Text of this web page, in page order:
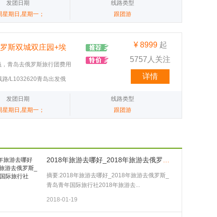
发团日期
星期日,星期一；
线路类型
跟团游
斯双城双庄园+埃
青岛去俄罗斯旅行团费用
height:29px"><br /></p><p style="text-align:center;line-height:29px"><br /></p><p style="text-align:center;line-height:29px"><br /></p><p style="text-align:justify;text-justify:inter-ideograph;line-height:29px"><br /></p><p style="text-align:center;line-height:29px"><span style="font-family:微软雅黑;">第</span><br /></p><p style="text-indent:16px;text-align:center;line-height:29px;margin-top:4px;margin-right:10px;"><span style="font-family:微软雅黑;font-size:16px">二</span></p><p style="text-indent:16px;text-align:center;line-height:29px;margin-top:4px;margin-right:10px;"><span style="font-family:微软雅黑;font-size:16px">天</span></p></td><td width="622" valign="top" colspan="7" style="padding:0px;border-left-width:1px;border-left-color:#B8CCE4;border-right-width:1px;border-right-color:#B8CCE4;border-top:none;border-bottom-width:1px;border-bottom-color:#B8CCE4;"><p style="line-height:29px;margin-top:2px;margin-left:4px;"><span style="font-family:宋体;font-size:14px"><span style="font-family:宋体;">莫斯科</span><span style="font-family:calibri;">Moscow</span></span></p></td></tr><tr style="height:29px"><td width="622" valign="top" colspan="7" style="padding:0px;border-left-width:1px;border-left-color:#B8CCE4;border-right-width:1px;border-right-color:#B8CCE4;border-top:none;border-bottom-width:1px;border-bottom-color:#B8CCE4;"><p style="line-height:29px;margin-top:2px;"><span style="font-family:微软雅黑;letter-spacing:0;font-size:16px">酒店享用自助早餐</span><span style="font-family:微软雅黑;letter-spacing:0;font-size:16px">后游览：</span></p><p style="line-height:29px;margin-top:10px;margin-left:4px;"><span style="font-family:微软雅黑;letter-spacing:1px;font-size:16px">1. </span><span style="font-family:微软雅黑;letter-spacing:1px;font-size:16px"><span style="font-family:微软雅黑;">莫斯科著名的游览胜地</span><span style="font-family:微软雅黑;">——</span></span><strong><span style="font-family:微软雅黑;letter-spacing:1px;font-size:16px">红场</span></strong><strong><span style="font-family:微软雅黑;letter-spacing:1px;font-size:16px">（</span></strong><strong><span style="font-family:微软雅黑;letter-spacing:1px;font-size:16px">开放式景点</span></strong><strong><span style="font-family:微软雅黑;letter-spacing:1px;font-size:16px">）。</span></strong></p><p style="text-indent:0;line-height:29px;margin-left:4px;"><span style="font-family:微软雅黑;letter-spacing:0;font-size:16px">2. </span><span style="font-family:微软雅黑;letter-spacing:0;font-size:16px">参观独具特</span><span style="font-family:微软雅黑;letter-spacing:2px;font-size:16px">色</span><span style="font-family:微软雅黑;letter-spacing:1px;font-size:16px">的</span><span style="font-family:微软雅黑;letter-spacing:1px;font-size:16px"><span style="font-family:微软雅黑;">走廊式巴洛克风格国家商场</span><span style="font-family:微软雅黑;">-</span></span><strong><span style="font-family:微软雅黑;letter-spa
¥ 8999起
5757人关注
详情
发团日期
星期日,星期一；
线路类型
跟团游
摘要:2018年旅游去哪好_2018年旅游去俄罗斯_
青岛青年国际旅行社2018年旅游去...
2018-01-19